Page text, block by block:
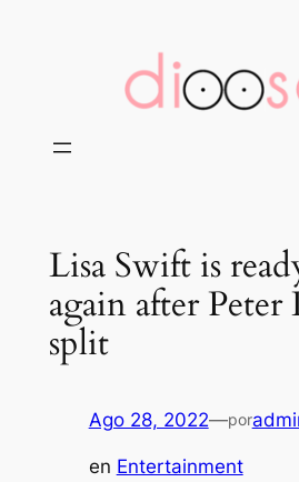
Lisa Swift is
again after Peter
split
Ago 28, 2022—por
en Entertainment